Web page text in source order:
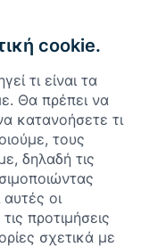
cookie.
τι είναι τα
Θα πρέπει να
κατανοήσετε τι
τους
δηλαδή τις
οι
προτιμήσεις
σχετικά με